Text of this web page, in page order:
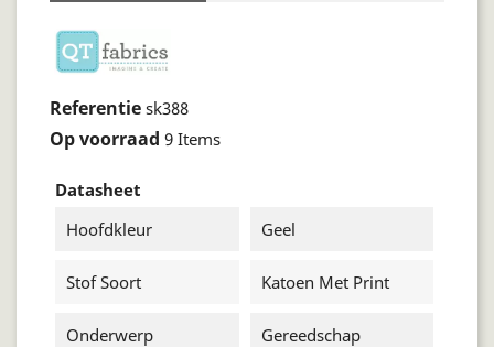
Referentie sk388
Op voorraad 9 Items
Datasheet
Hoofdkleur
Geel
Stof Soort Katoen Met Print
Onderwerp Gereedschap